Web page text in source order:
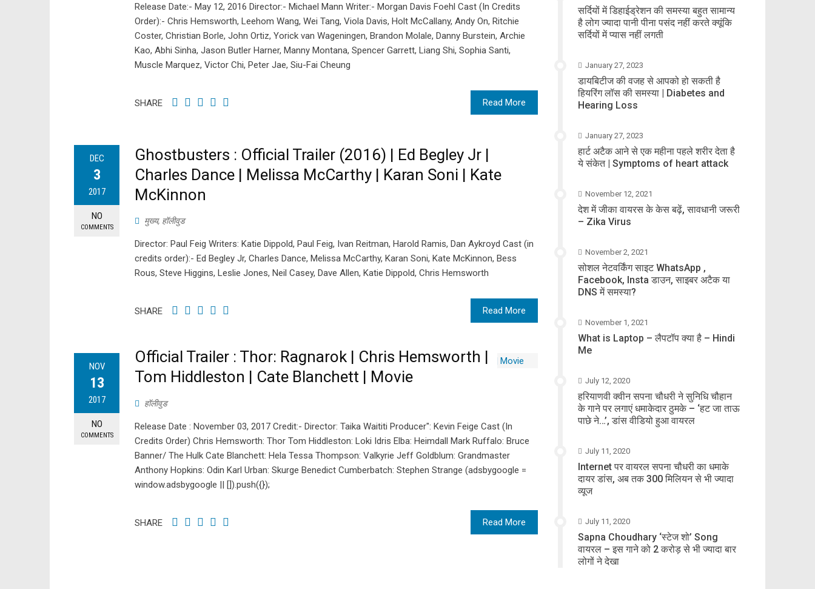
Release Date:- May 12, 2016 Director:- Michael Mann Writer:- Morgan Davis Foehl Cast (In Credits
Order):- Chris Hemsworth, Leehom Wang, Wei Tang, Viola Davis, Holt McCallany, Andy On, Ritchie
Coster, Christian Borle, John Ortiz, Yorick van Wageningen, Brandon Molale, Danny Burstein, Archie
Kao, Abhi Sinha, Jason Butler Harner, Manny Montana, Spencer Garrett, Liang Shi, Sophia Santi,
Muscle Marquez, Victor Chi, Peter Jae, Siu-Fai Cheung
Read More
SHARE
DEC
3
2017
NO
COMMENTS
Ghostbusters : Official Trailer (2016) | Ed Begley Jr |
Charles Dance | Melissa McCarthy | Karan Soni | Kate
McKinnon
मुख्य, हॉलीवुड
Director: Paul Feig Writers: Katie Dippold, Paul Feig, Ivan Reitman, Harold Ramis, Dan Aykroyd Cast (in
credits order):- Ed Begley Jr, Charles Dance, Melissa McCarthy, Karan Soni, Kate McKinnon, Bess
Rous, Steve Higgins, Leslie Jones, Neil Casey, Dave Allen, Katie Dippold, Chris Hemsworth
Read More
SHARE
NOV
13
2017
NO
COMMENTS
Official Trailer : Thor: Ragnarok | Chris Hemsworth |
Tom Hiddleston | Cate Blanchett | Movie
हॉलीवुड
Release Date : November 03, 2017 Credit:- Director: Taika Waititi Producer": Kevin Feige Cast (In
Credits Order) Chris Hemsworth: Thor Tom Hiddleston: Loki Idris Elba: Heimdall Mark Ruffalo: Bruce
Banner/ The Hulk Cate Blanchett: Hela Tessa Thompson: Valkyrie Jeff Goldblum: Grandmaster
Anthony Hopkins: Odin Karl Urban: Skurge Benedict Cumberbatch: Stephen Strange (adsbygoogle =
window.adsbygoogle || []).push({});
Read More
SHARE
सर्दियों में डिहाईड्रेशन की समस्या बहुत सामान्य
है लोग ज्यादा पानी पीना पसंद नहीं करते क्यूंकि
सर्दियों में प्यास नहीं लगती
January 27, 2023
डायबिटीज की वजह से आपको हो सकती है
हियरिंग लॉस की समस्या | Diabetes and
Hearing Loss
January 27, 2023
हार्ट अटैक आने से एक महीना पहले शरीर देता है
ये संकेत | Symptoms of heart attack
November 12, 2021
देश में जीका वायरस के केस बढ़ें, सावधानी जरूरी
– Zika Virus
November 2, 2021
सोशल नेटवर्किंग साइट WhatsApp ,
Facebook, Insta डाउन, साइबर अटैक या
DNS में समस्या?
November 1, 2021
What is Laptop – लैपटॉप क्या है – Hindi
Me
July 12, 2020
हरियाणवी क्वीन सपना चौधरी ने सुनिधि चौहान
के गाने पर लगाएं धमाकेदार ठुमके – ‘हट जा ताऊ
पाछे ने…’, डांस वीडियो हुआ वायरल
July 11, 2020
Internet पर वायरल सपना चौधरी का धमाके
दायर डांस, अब तक 300 मिलियन से भी ज्यादा
व्यूज
July 11, 2020
Sapna Choudhary ‘स्टेज शो’ Song
वायरल – इस गाने को 2 करोड़ से भी ज्यादा बार
लोगों ने देखा